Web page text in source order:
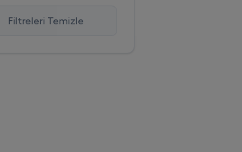
En Çok Favorilenen
Filtreleri Temizle